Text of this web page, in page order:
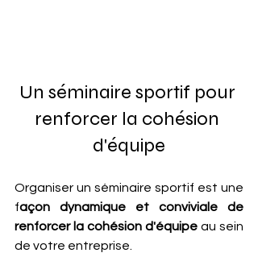
Un séminaire sportif pour
renforcer la cohésion
d'équipe
Organiser un séminaire sportif est une
façon dynamique et conviviale de
renforcer la cohésion d'équipe au sein
de votre entreprise.